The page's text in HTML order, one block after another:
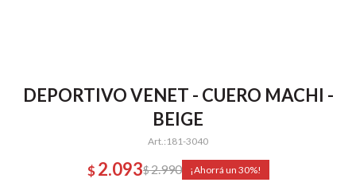
DEPORTIVO VENET - CUERO MACHI -
BEIGE
181-3040
$ 2.093$2.990 30